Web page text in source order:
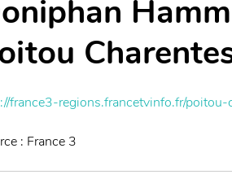
france3-regions.francetvinfo.fr/
: France 3